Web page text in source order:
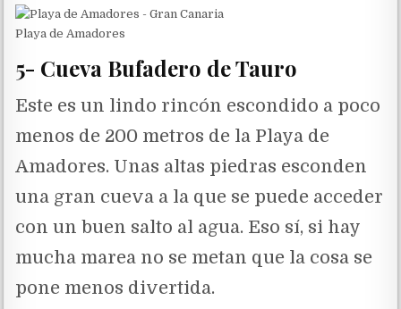
Playa de Amadores
5- Cueva Bufadero de Tauro
Este es un lindo rincón escondido a poco
menos de 200 metros de la Playa de
Amadores. Unas altas piedras esconden
una gran cueva a la que se puede acceder
con un buen salto al agua. Eso sí, si hay
mucha marea no se metan que la cosa se
pone menos divertida.